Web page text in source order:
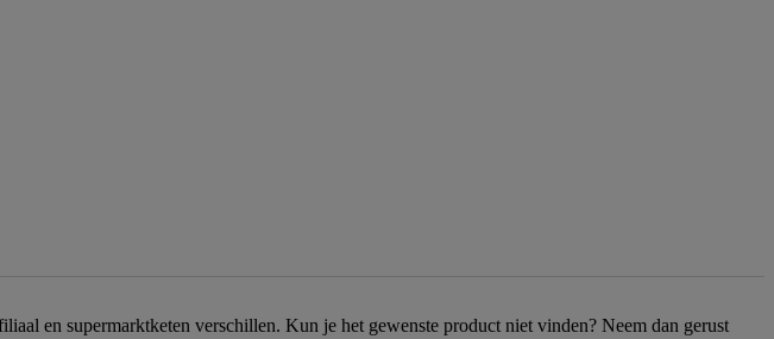
en supermarktketen verschillen. Kun je het gewenste product niet vinden? Neem dan gerust